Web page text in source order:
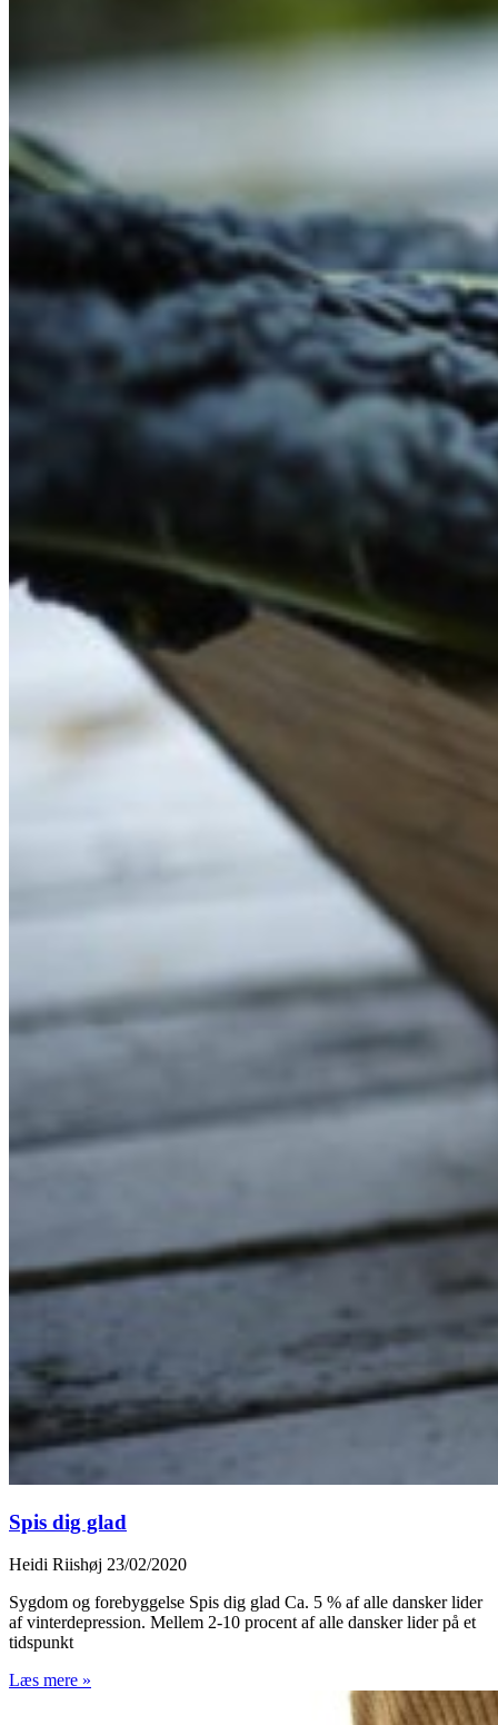
Spis dig glad
Heidi Riishøj 23/02/2020
Sygdom og forebyggelse Spis dig glad Ca. 5 % af alle dansker lider
af vinterdepression. Mellem 2-10 procent af alle dansker lider på et
tidspunkt
Læs mere »